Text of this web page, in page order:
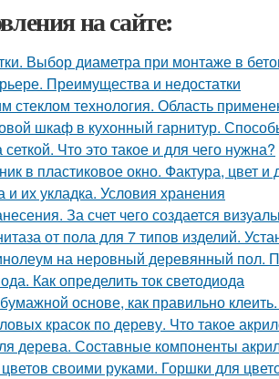
на сайте:
Выбор диаметра при монтаже в
Преимущества и недостатки
стеклом технология. Область
шкаф в кухонный гарнитур.
Что это такое и для чего нужна?
в пластиковое окно. Фактура, цвет
их укладка. Условия хранения
За счет чего создается
от пола для 7 типов изделий.
на неровный деревянный пол.
Как определить ток светодиода
основе, как правильно
красок по дереву. Что такое
дерева. Составные компоненты
своими руками. Горшки для